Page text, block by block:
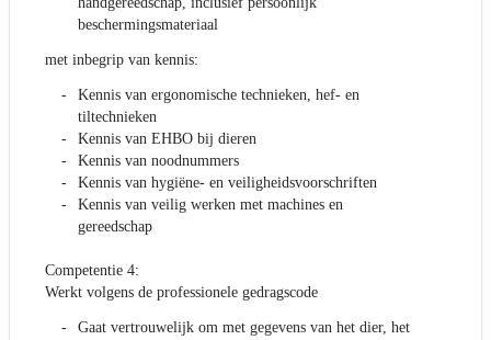
beschermingsmateriaal
met inbegrip van kennis:
Kennis van ergonomische technieken, hef- en
tiltechnieken
Kennis van EHBO bij dieren
Kennis van noodnummers
Kennis van hygiëne- en veiligheidsvoorschriften
Kennis van veilig werken met machines en
gereedschap
Competentie 4:
Werkt volgens de professionele gedragscode
Gaat vertrouwelijk om met gegevens van het dier, het